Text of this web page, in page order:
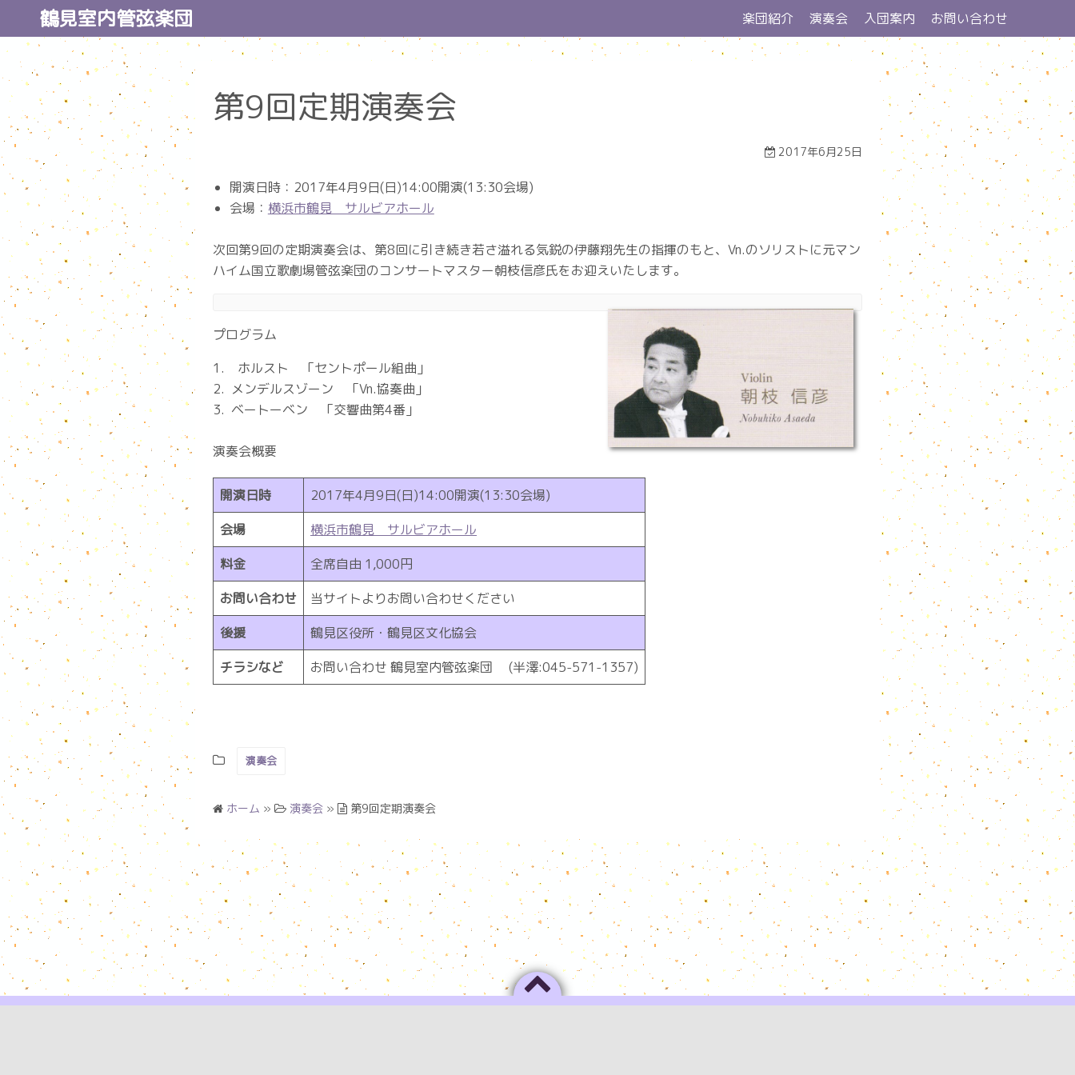
テ
ツ
へ
ス
キ
ッ
プ
鶴見室内管弦楽団 楽団紹介 演奏会 入団案内 お問い合わせ
第9回定期演奏会
2017年6月25日
開演日時：2017年4月9日(日)14:00開演(13:30会場)
会場： 横浜市鶴見 サルビアホール
次回第9回の定期演奏会は、第8回に引き続き若さ溢れる気鋭の伊藤翔先生の指揮のもと、Vn.のソリストに元マン
ハイム国立歌劇場管弦楽団のコンサートマスター朝枝信彦氏をお迎えいたします。
プログラム
1. ホルスト 「セントポール組曲」
2. メンデルスゾーン 「Vn.協奏曲」
3. ベートーベン 「交響曲第4番」
演奏会概要
開演日時
2017年4月9日(日)14:00開演(13:30会場)
会場
横浜市鶴見 サルビアホール
料金
全席自由 1,000円
お問い合わせ
当サイトよりお問い合わせください
後援
鶴見区役所・鶴見区文化協会
チラシなど
お問い合わせ 鶴見室内管弦楽団 (半澤:045-571-1357)
演奏会
ホーム » 演奏会 » 第9回定期演奏会